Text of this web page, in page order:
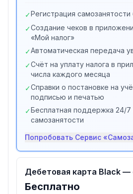
✓Регистрация
✓Создание чеков в
«Мой налог»
✓Автоматическая передача
✓Счёт на уплату налога в
числа каждого месяца
✓Справки о постановке на
подписью и печатью
✓Бесплатная поддержка 24/7
самозанятости
Попробовать Сервис
Дебетовая карта Black
Бесплатно